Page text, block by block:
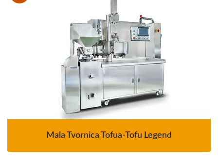
Mala Tvornica Tofua-Tofu Legend